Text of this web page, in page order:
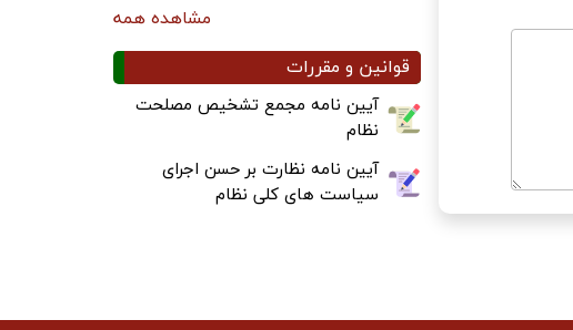
مشاهده همه
قوانین و مقررات
آیین نامه مجمع تشخیص مصلحت
نظام
آیین نامه نظارت بر حسن اجرای
سیاست های کلی نظام